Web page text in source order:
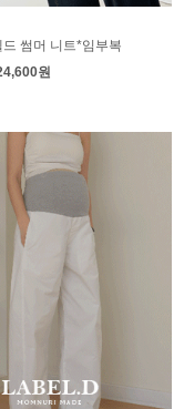
썸머 니트*임부복
원